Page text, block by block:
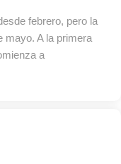
febrero, pero la
mayo. A la primera
a